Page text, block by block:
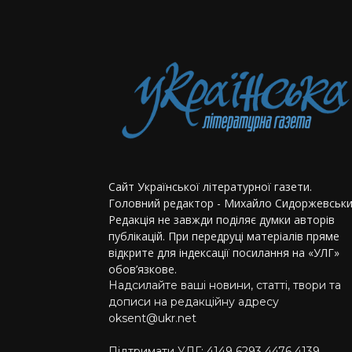
Сайт Української літературної газети.
Головний редактор - Михайло
Редакція не завжди поділяє думки авторів
публікацій. При передруці матеріалів пряме
відкрите для індексації посилання на «УЛГ»
обов’язкове.
Надсилайте ваші новини, статті, твори та
дописи на редакційну адресу
oksent@ukr.net